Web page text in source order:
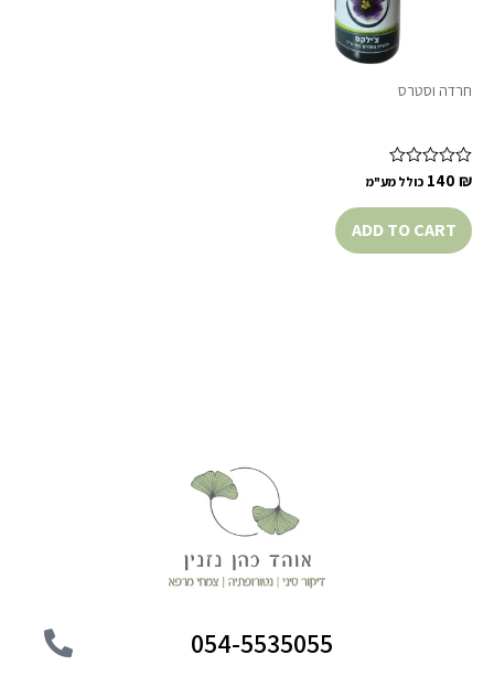
חרדה וסטרס
Rated
out
of
5
140 ₪ כולל מע"מ
ADD TO CART
054-5535055